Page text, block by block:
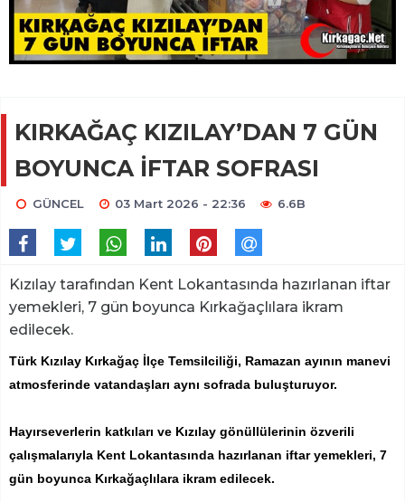
KIRKAĞAÇ KIZILAY’DAN 7 GÜN
BOYUNCA İFTAR SOFRASI
GÜNCEL 03 Mart 2026 - 22:36 6.6B
Kızılay tarafından Kent Lokantasında hazırlanan iftar
yemekleri, 7 gün boyunca Kırkağaçlılara ikram
edilecek.
Türk Kızılay Kırkağaç İlçe Temsilciliği, Ramazan ayının manevi
atmosferinde vatandaşları aynı sofrada buluşturuyor.
Hayırseverlerin katkıları ve Kızılay gönüllülerinin özverili
çalışmalarıyla Kent Lokantasında hazırlanan iftar yemekleri, 7
gün boyunca Kırkağaçlılara ikram edilecek.